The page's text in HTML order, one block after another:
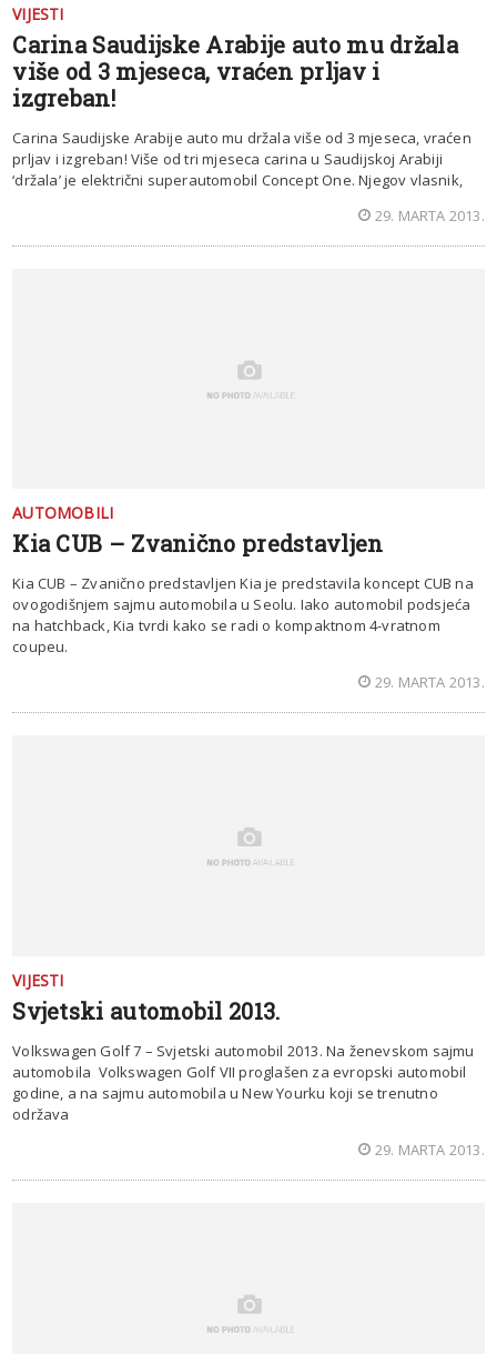
VIJESTI
Carina Saudijske Arabije auto mu držala
više od 3 mjeseca, vraćen prljav i
izgreban!
Carina Saudijske Arabije auto mu držala više od 3 mjeseca, vraćen
prljav i izgreban! Više od tri mjeseca carina u Saudijskoj Arabiji
‘držala’ je električni superautomobil Concept One. Njegov vlasnik,
29. MARTA 2013.
AUTOMOBILI
Kia CUB – Zvanično predstavljen
Kia CUB – Zvanično predstavljen Kia je predstavila koncept CUB na
ovogodišnjem sajmu automobila u Seolu. Iako automobil podsjeća
na hatchback, Kia tvrdi kako se radi o kompaktnom 4-vratnom
coupeu.
29. MARTA 2013.
VIJESTI
Svjetski automobil 2013.
Volkswagen Golf 7 – Svjetski automobil 2013. Na ženevskom sajmu
automobila Volkswagen Golf VII proglašen za evropski automobil
godine, a na sajmu automobila u New Yourku koji se trenutno
održava
29. MARTA 2013.